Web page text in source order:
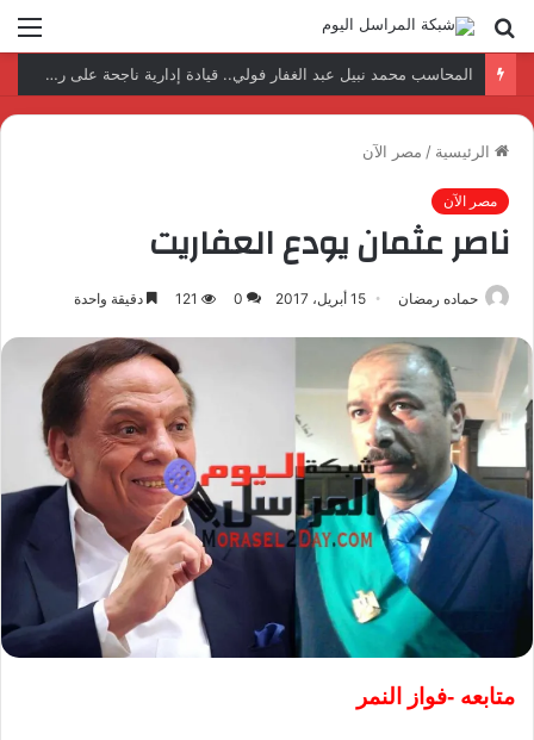
بحث
عن
نتائج إيجابية بعد زيارة وفد الجامعة المصرية النتائج إيجابية بعد زيارة وفد الجامعة المصرية الروسية لمصنع الإلكترونياتروسية لمصنع الإلكترونيات
الرئيسية / مصر الآن
مصر الآن
ناصر عثمان يودع العفاريت
حماده رمضان 15 أبريل، 2017 0
121 دقيقة واحدة
متابعه -فواز النمر